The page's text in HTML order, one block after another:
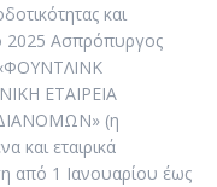
και
2025 Ασπρόπυργος
«ΦΟΥΝΤΛΙΝΚ
ΕΤΑΙΡΕΙΑ
(η
και εταιρικά
από 1 Ιανουαρίου έως